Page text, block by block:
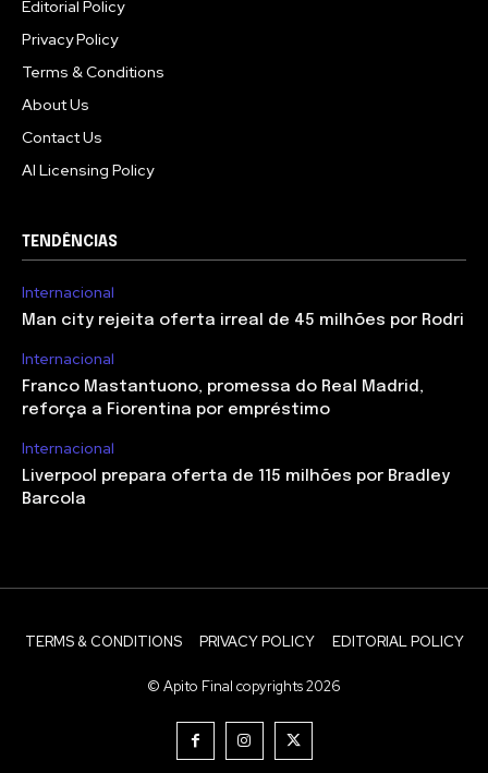
Editorial Policy
Privacy Policy
Terms & Conditions
About Us
Contact Us
AI Licensing Policy
TENDÊNCIAS
Internacional
Man city rejeita oferta irreal de 45 milhões por Rodri
Internacional
Franco Mastantuono, promessa do Real Madrid,
reforça a Fiorentina por empréstimo
Internacional
Liverpool prepara oferta de 115 milhões por Bradley
Barcola
TERMS & CONDITIONS PRIVACY POLICY EDITORIAL POLICY
© Apito Final copyrights 2026